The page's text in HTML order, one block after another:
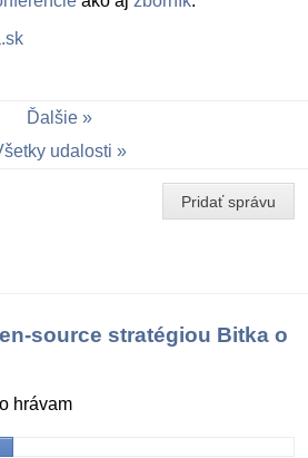
Ďalšie
udalosti
Pridať správu
source stratégiou Bitka o
hrávam